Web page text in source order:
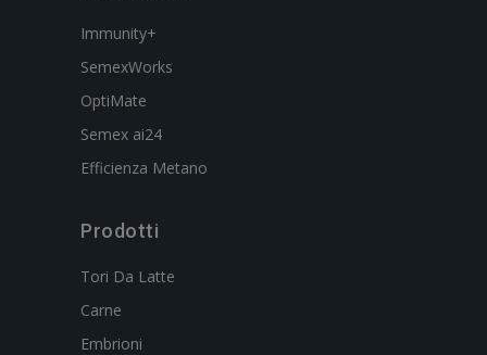
Immunity+
SemexWorks
OptiMate
Semex ai24
Efficienza Metano
Prodotti
Tori Da Latte
Carne
Embrioni